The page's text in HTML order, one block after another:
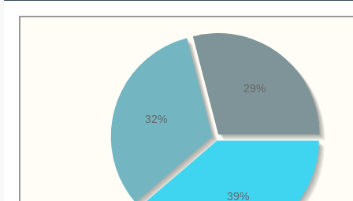
39%
32%
29%